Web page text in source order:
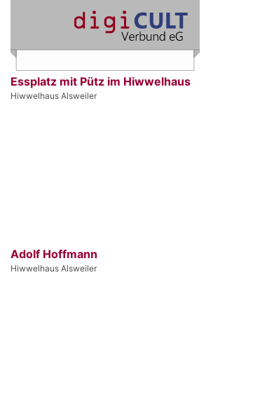
Essplatz mit Pütz im Hiwwelhaus
Hiwwelhaus Alsweiler
Adolf Hoffmann
Hiwwelhaus Alsweiler